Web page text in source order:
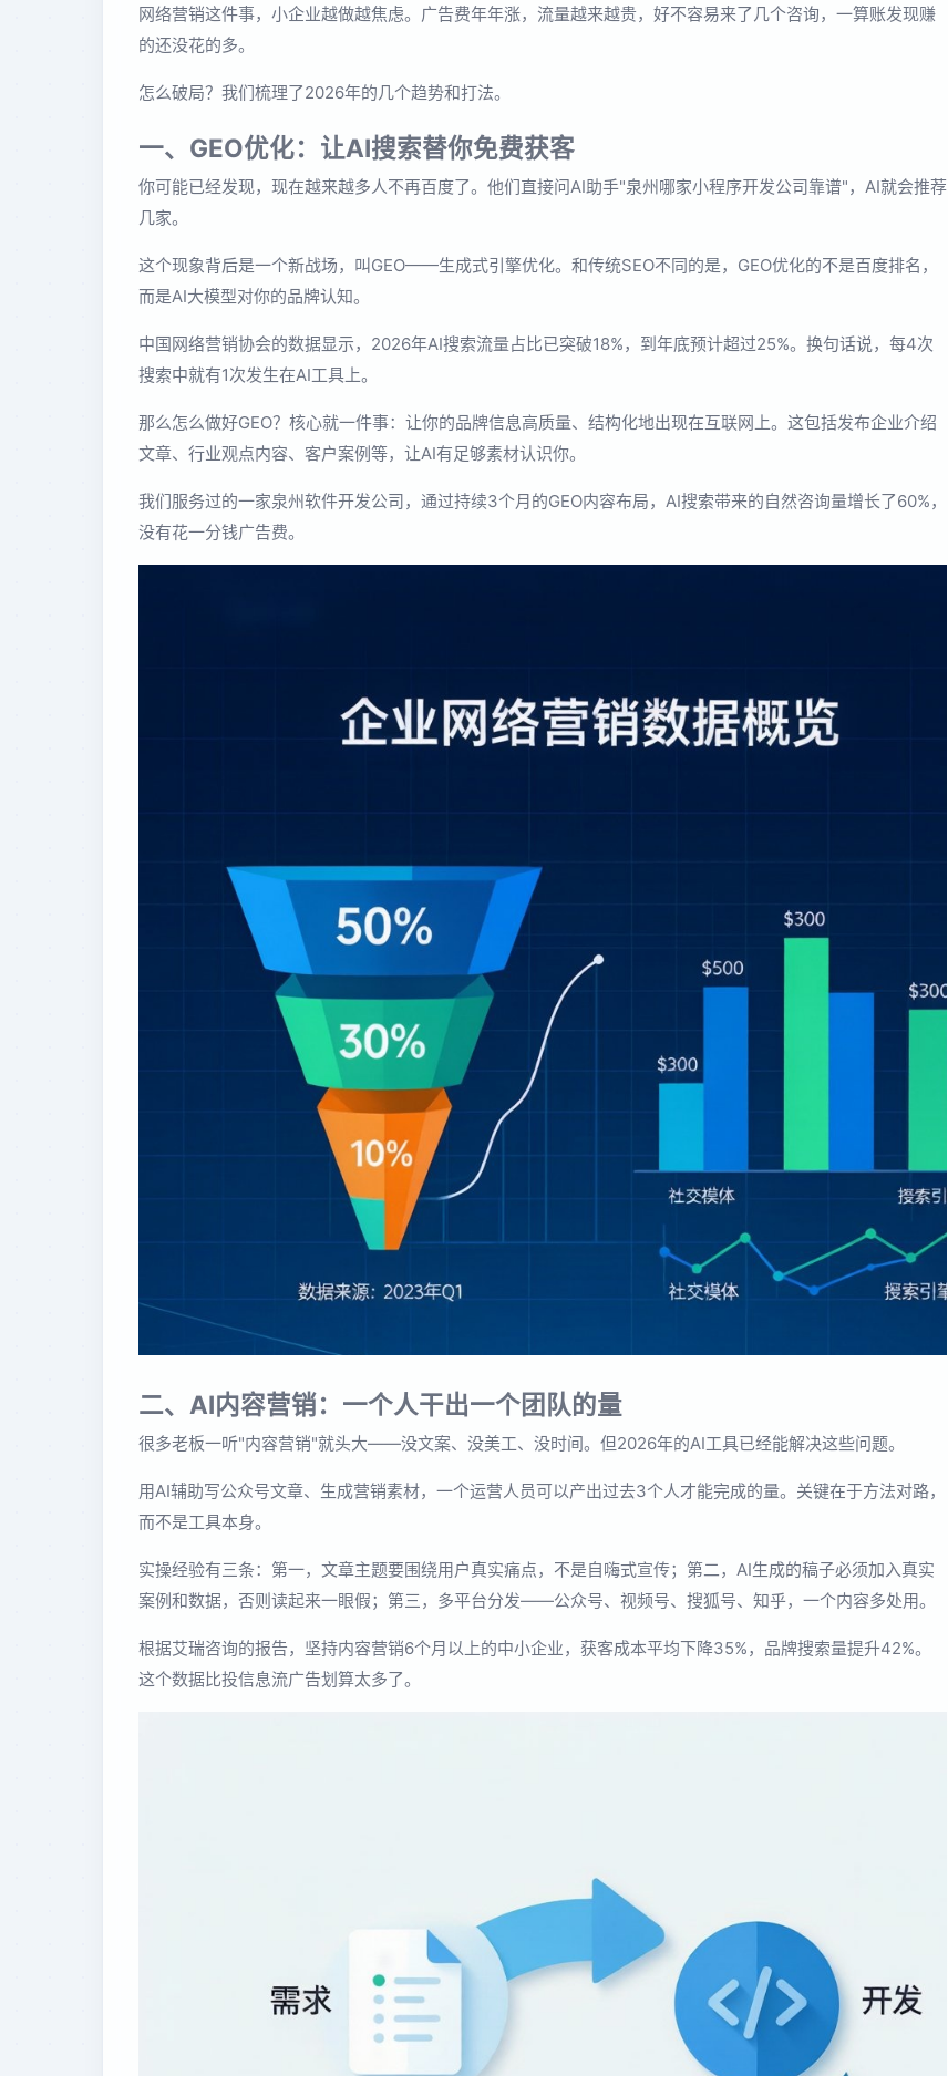
网络营销这件事，小企业越做越焦虑。广告费年年涨，流量越来越贵，好不容易来了几个咨询，一算账发现赚
的还没花的多。
怎么破局？我们梳理了2026年的几个趋势和打法。
一、GEO优化：让AI搜索替你免费获客
你可能已经发现，现在越来越多人不再百度了。他们直接问AI助手"泉州哪家小程序开发公司靠谱"，AI就会推荐
几家。
这个现象背后是一个新战场，叫GEO——生成式引擎优化。和传统SEO不同的是，GEO优化的不是百度排名，
而是AI大模型对你的品牌认知。
中国网络营销协会的数据显示，2026年AI搜索流量占比已突破18%，到年底预计超过25%。换句话说，每4次
搜索中就有1次发生在AI工具上。
那么怎么做好GEO？核心就一件事：让你的品牌信息高质量、结构化地出现在互联网上。这包括发布企业介绍
文章、行业观点内容、客户案例等，让AI有足够素材认识你。
我们服务过的一家泉州软件开发公司，通过持续3个月的GEO内容布局，AI搜索带来的自然咨询量增长了60%，
没有花一分钱广告费。
二、AI内容营销：一个人干出一个团队的量
很多老板一听"内容营销"就头大——没文案、没美工、没时间。但2026年的AI工具已经能解决这些问题。
用AI辅助写公众号文章、生成营销素材，一个运营人员可以产出过去3个人才能完成的量。关键在于方法对路，
而不是工具本身。
实操经验有三条：第一，文章主题要围绕用户真实痛点，不是自嗨式宣传；第二，AI生成的稿子必须加入真实
案例和数据，否则读起来一眼假；第三，多平台分发——公众号、视频号、搜狐号、知乎，一个内容多处用。
根据艾瑞咨询的报告，坚持内容营销6个月以上的中小企业，获客成本平均下降35%，品牌搜索量提升42%。
这个数据比投信息流广告划算太多了。